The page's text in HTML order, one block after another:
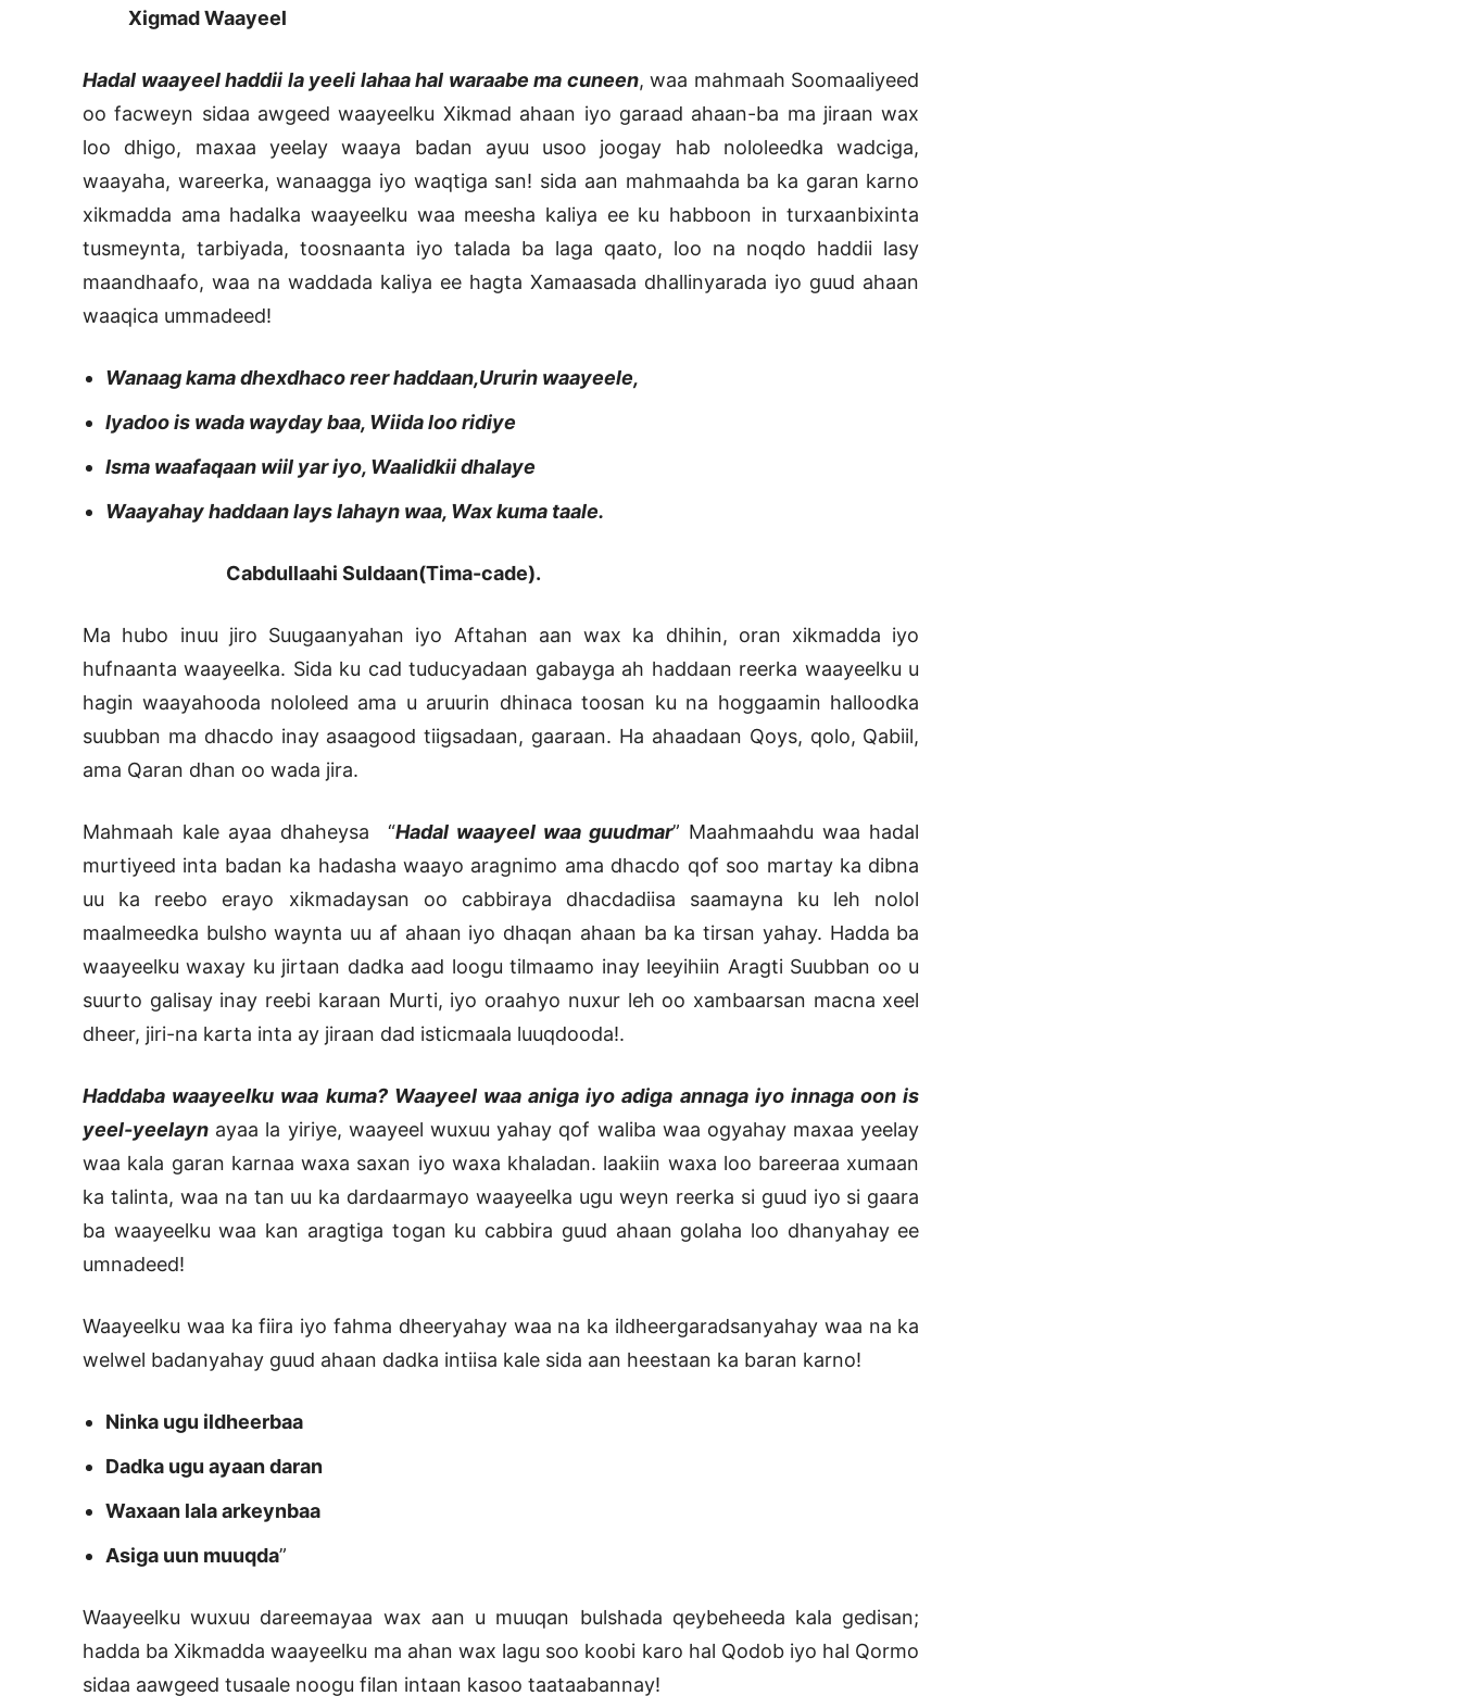
Xigmad Waayeel
Hadal waayeel haddii la yeeli lahaa hal waraabe ma cuneen, waa mahmaah Soomaaliyeed
oo facweyn sidaa awgeed waayeelku Xikmad ahaan iyo garaad ahaan-ba ma jiraan wax
loo dhigo, maxaa yeelay waaya badan ayuu usoo joogay hab nololeedka wadciga,
waayaha, wareerka, wanaagga iyo waqtiga san! sida aan mahmaahda ba ka garan karno
xikmadda ama hadalka waayeelku waa meesha kaliya ee ku habboon in turxaanbixinta
tusmeynta, tarbiyada, toosnaanta iyo talada ba laga qaato, loo na noqdo haddii lasy
maandhaafo, waa na waddada kaliya ee hagta Xamaasada dhallinyarada iyo guud ahaan
waaqica ummadeed!
Wanaag kama dhexdhaco reer haddaan,Ururin waayeele,
Iyadoo is wada wayday baa, Wiida loo ridiye
Isma waafaqaan wiil yar iyo, Waalidkii dhalaye
Waayahay haddaan lays lahayn waa, Wax kuma taale.
Cabdullaahi Suldaan(Tima-cade).
Ma hubo inuu jiro Suugaanyahan iyo Aftahan aan wax ka dhihin, oran xikmadda iyo
hufnaanta waayeelka. Sida ku cad tuducyadaan gabayga ah haddaan reerka waayeelku u
hagin waayahooda nololeed ama u aruurin dhinaca toosan ku na hoggaamin halloodka
suubban ma dhacdo inay asaagood tiigsadaan, gaaraan. Ha ahaadaan Qoys, qolo, Qabiil,
ama Qaran dhan oo wada jira.
Mahmaah kale ayaa dhaheysa “Hadal waayeel waa guudmar” Maahmaahdu waa hadal
murtiyeed inta badan ka hadasha waayo aragnimo ama dhacdo qof soo martay ka dibna
uu ka reebo erayo xikmadaysan oo cabbiraya dhacdadiisa saamayna ku leh nolol
maalmeedka bulsho waynta uu af ahaan iyo dhaqan ahaan ba ka tirsan yahay. Hadda ba
waayeelku waxay ku jirtaan dadka aad loogu tilmaamo inay leeyihiin Aragti Suubban oo u
suurto galisay inay reebi karaan Murti, iyo oraahyo nuxur leh oo xambaarsan macna xeel
dheer, jiri-na karta inta ay jiraan dad isticmaala luuqdooda!.
Haddaba waayeelku waa kuma? Waayeel waa aniga iyo adiga annaga iyo innaga oon is
yeel-yeelayn ayaa la yiriye, waayeel wuxuu yahay qof waliba waa ogyahay maxaa yeelay
waa kala garan karnaa waxa saxan iyo waxa khaladan. laakiin waxa loo bareeraa xumaan
ka talinta, waa na tan uu ka dardaarmayo waayeelka ugu weyn reerka si guud iyo si gaara
ba waayeelku waa kan aragtiga togan ku cabbira guud ahaan golaha loo dhanyahay ee
umnadeed!
Waayeelku waa ka fiira iyo fahma dheeryahay waa na ka ildheergaradsanyahay waa na ka
welwel badanyahay guud ahaan dadka intiisa kale sida aan heestaan ka baran karno!
Ninka ugu ildheerbaa
Dadka ugu ayaan daran
Waxaan lala arkeynbaa
Asiga uun muuqda”
Waayeelku wuxuu dareemayaa wax aan u muuqan bulshada qeybeheeda kala gedisan;
hadda ba Xikmadda waayeelku ma ahan wax lagu soo koobi karo hal Qodob iyo hal Qormo
sidaa aawgeed tusaale noogu filan intaan kasoo taataabannay!